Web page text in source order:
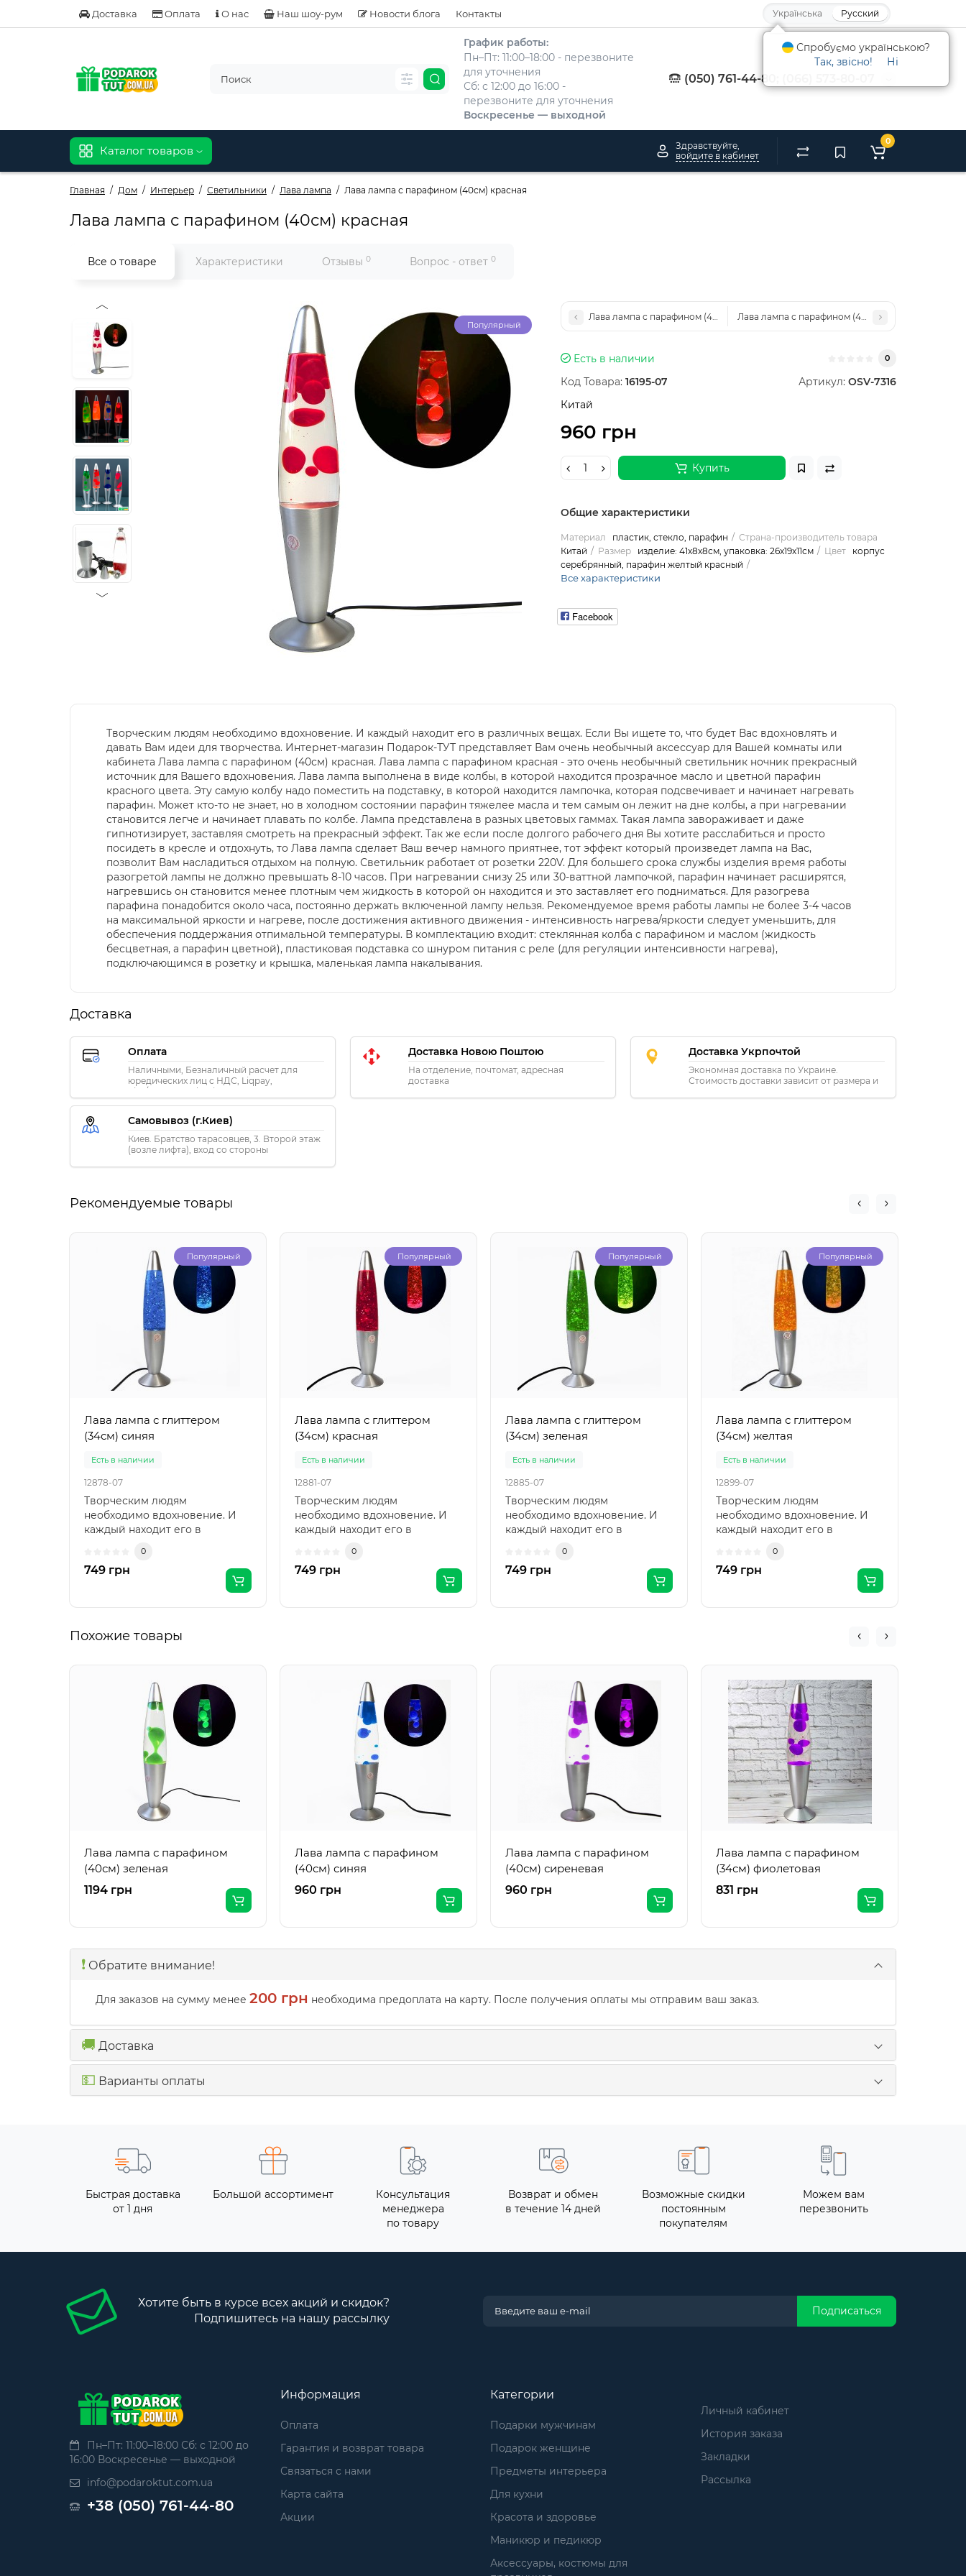
Доставка Оплата О нас Наш шоу-рум Новости блога Контакты Українська Русский
График работы:
Пн–Пт: 11:00–18:00 - перезвоните
для уточнения
Сб: с 12:00 до 16:00 -
перезвоните для уточнения
Воскресенье — выходной
(050) 761-44-80; (066) 573-80-07
Каталог товаров
Здравствуйте,
войдите в кабинет
0
Главная Дом Интерьер Светильники Лава лампа Лава лампа с парафином (40см) красная
Лава лампа с парафином (40см) красная
Все о товаре Характеристики Отзывы 0 Вопрос - ответ 0
Популярный
Лава лампа с парафином (40см) зеленаяЛава лампа с парафином (40см) синяя
Есть в наличии 0
Код Товара: 16195-07 Артикул: OSV-7316
Китай
960 грн
Купить
Общие характеристики
Материал пластик, стекло, парафин
Страна-производитель товара
Китай
Размер изделие: 41х8х8см, упаковка: 26х19х11см Цвет
корпус
серебрянный, парафин желтый красный
Все характеристики
Facebook
Творческим людям необходимо вдохновение. И каждый находит его в различных вещах. Если Вы ищете то, что будет Вас вдохновлять и
давать Вам идеи для творчества. Интернет-магазин Подарок-ТУТ представляет Вам очень необычный аксессуар для Вашей комнаты или
кабинета Лава лампа с парафином (40см) красная. Лава лампа с парафином красная - это очень необычный светильник ночник прекрасный
источник для Вашего вдохновения. Лава лампа выполнена в виде колбы, в которой находится прозрачное масло и цветной парафин
красного цвета. Эту самую колбу надо поместить на подставку, в которой находится лампочка, которая подсвечивает и начинает нагревать
парафин. Может кто-то не знает, но в холодном состоянии парафин тяжелее масла и тем самым он лежит на дне колбы, а при нагревании
становится легче и начинает плавать по колбе. Лампа представлена в разных цветовых гаммах. Такая лампа завораживает и даже
гипнотизирует, заставляя смотреть на прекрасный эффект. Так же если после долгого рабочего дня Вы хотите расслабиться и просто
посидеть в кресле и отдохнуть, то Лава лампа сделает Ваш вечер намного приятнее, тот эффект который произведет лампа на Вас,
позволит Вам насладиться отдыхом на полную. Светильник работает от розетки 220V. Для большего срока службы изделия время работы
разогретой лампы не должно превышать 8-10 часов. При нагревании снизу 25 или 30-ваттной лампочкой, парафин начинает расширятся,
нагревшись он становится менее плотным чем жидкость в которой он находится и это заставляет его подниматься. Для разогрева
парафина понадобится около часа, постоянно держать включенной лампу нельзя. Рекомендуемое время работы лампы не более 3-4 часов
на максимальной яркости и нагреве, после достижения активного движения - интенсивность нагрева/яркости следует уменьшить, для
обеспечения поддержания отпимальной температуры. В комплектацию входит: стеклянная колба с парафином и маслом (жидкость
бесцветная, а парафин цветной), пластиковая подставка со шнуром питания с реле (для регуляции интенсивности нагрева),
подключающимся в розетку и крышка, маленькая лампа накалывания.
Доставка
Оплата
Наличными, Безналичный расчет для
юредических лиц с НДС, Liqpay,
Visa/MasterCard, Privat24
Доставка Новою Поштою
На отделение, почтомат, адресная
доставка
Доставка Укрпочтой
Экономная доставка по Украине.
Стоимость доставки зависит от размера и
Самовывоз (г.Киев)
Киев. Братство тарасовцев, 3. Второй этаж
(возле лифта), вход со стороны
Рекомендуемые товары
Популярный
Лава лампа с глиттером
(34см) синяя
Есть в наличии
12878-07
Творческим людям
необходимо вдохновение. И
каждый находит его в
ищете то, ч..
0
749 грн
Популярный
Лава лампа с глиттером
(34см) красная
Есть в наличии
12881-07
Творческим людям
необходимо вдохновение. И
каждый находит его в
ищете то, ч..
0
749 грн
Популярный
Лава лампа с глиттером
(34см) зеленая
Есть в наличии
12885-07
Творческим людям
необходимо вдохновение. И
каждый находит его в
ищете то, ч..
0
749 грн
Популярный
Лава лампа с глиттером
(34см) желтая
Есть в наличии
12899-07
Творческим людям
необходимо вдохновение. И
каждый находит его в
ищете то, ч..
0
749 грн
Похожие товары
Лава лампа с парафином
(40см) зеленая
1194 грн
Лава лампа с парафином
(40см) синяя
960 грн
Лава лампа с парафином
(40см) сиреневая
960 грн
Лава лампа с парафином
(34см) фиолетовая
831 грн
❗️ Обратите внимание!
Для заказов на сумму менее 200 грн необходима предоплата на карту. После получения оплаты мы отправим ваш заказ.
🚚 Доставка
💵 Варианты оплаты
Быстрая доставка
от 1 дня
Большой ассортимент
Консультация
менеджера
по товару
Возврат и обмен
в течение 14 дней
Возможные скидки
постоянным
покупателям
Можем вам
перезвонить
Хотите быть в курсе всех акций и скидок?
Подпишитесь на нашу рассылку
Подписаться
Пн–Пт: 11:00–18:00 Сб: с 12:00 до
16:00 Воскресенье — выходной
info@podaroktut.com.ua
+38 (050) 761-44-80
Информация
Оплата
Гарантия и возврат товара
Связаться с нами
Карта сайта
Акции
Категории
Подарки мужчинам
Подарок женщине
Предметы интерьера
Для кухни
Красота и здоровье
Маникюр и педикюр
Аксессуары, костюмы для
Личный кабинет
История заказа
Закладки
Рассылка
Спробуємо українською?
Так, звісно!
Ні